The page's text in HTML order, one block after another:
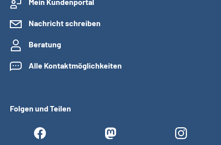
Nachricht schreiben
Beratung
Alle Kontaktmöglichkeiten
Folgen und Teilen